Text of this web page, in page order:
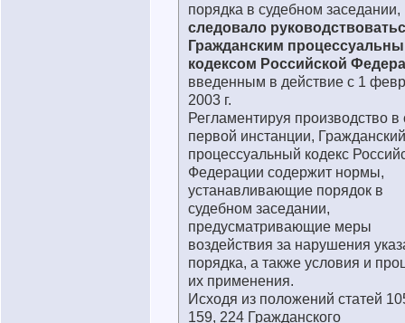
порядка в судебном заседании,
следовало
Гражданским
кодексом Российской
введенным в действие с 1
2003 г.
Регламентируя производство в
первой инстанции, Гражданский
процессуальный кодекс
Федерации содержит нормы,
устанавливающие порядок в
судебном заседании,
предусматривающие меры
воздействия за нарушения
порядка, а также условия и
их применения.
Исходя из положений статей
159, 224 Гражданского